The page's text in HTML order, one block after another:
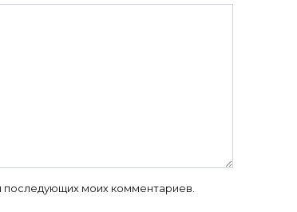
последующих моих комментариев.